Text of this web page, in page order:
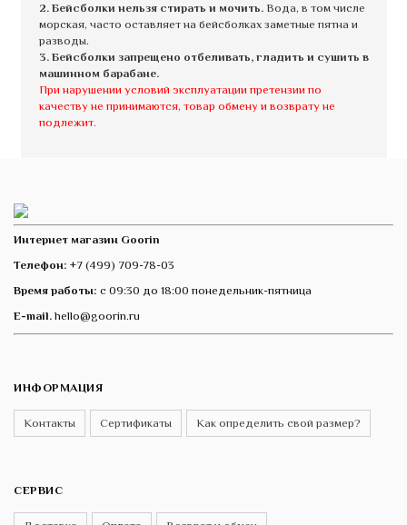
2. Бейсболки нельзя стирать и мочить.Вода, в том числе
морская, часто оставляет на бейсболках заметные пятна и
разводы.
3. Бейсболки запрещено отбеливать, гладить и сушить в
машинном барабане.
При нарушении условий эксплуатации претензии по
качеству не принимаются, товар обмену и возврату не
подлежит.
Интернет магазин Goorin
Телефон: +7 (499) 709-78-03
Время работы: с 09:30 до 18:00 понедельник-пятница
E-mail. hello@goorin.ru
ИНФОРМАЦИЯ
Контакты Сертификаты Как определить свой размер?
СЕРВИС